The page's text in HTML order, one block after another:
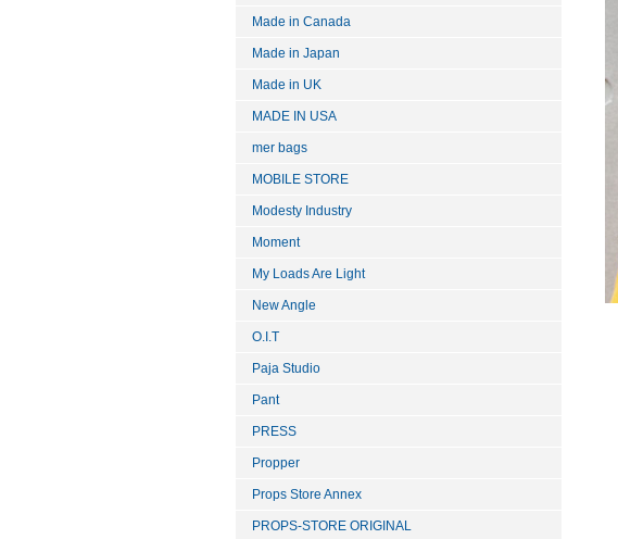
Made in Canada
Made in Japan
Made in UK
MADE IN USA
mer bags
MOBILE STORE
Modesty Industry
Moment
My Loads Are Light
New Angle
O.I.T
Paja Studio
Pant
PRESS
Propper
Props Store Annex
PROPS-STORE ORIGINAL